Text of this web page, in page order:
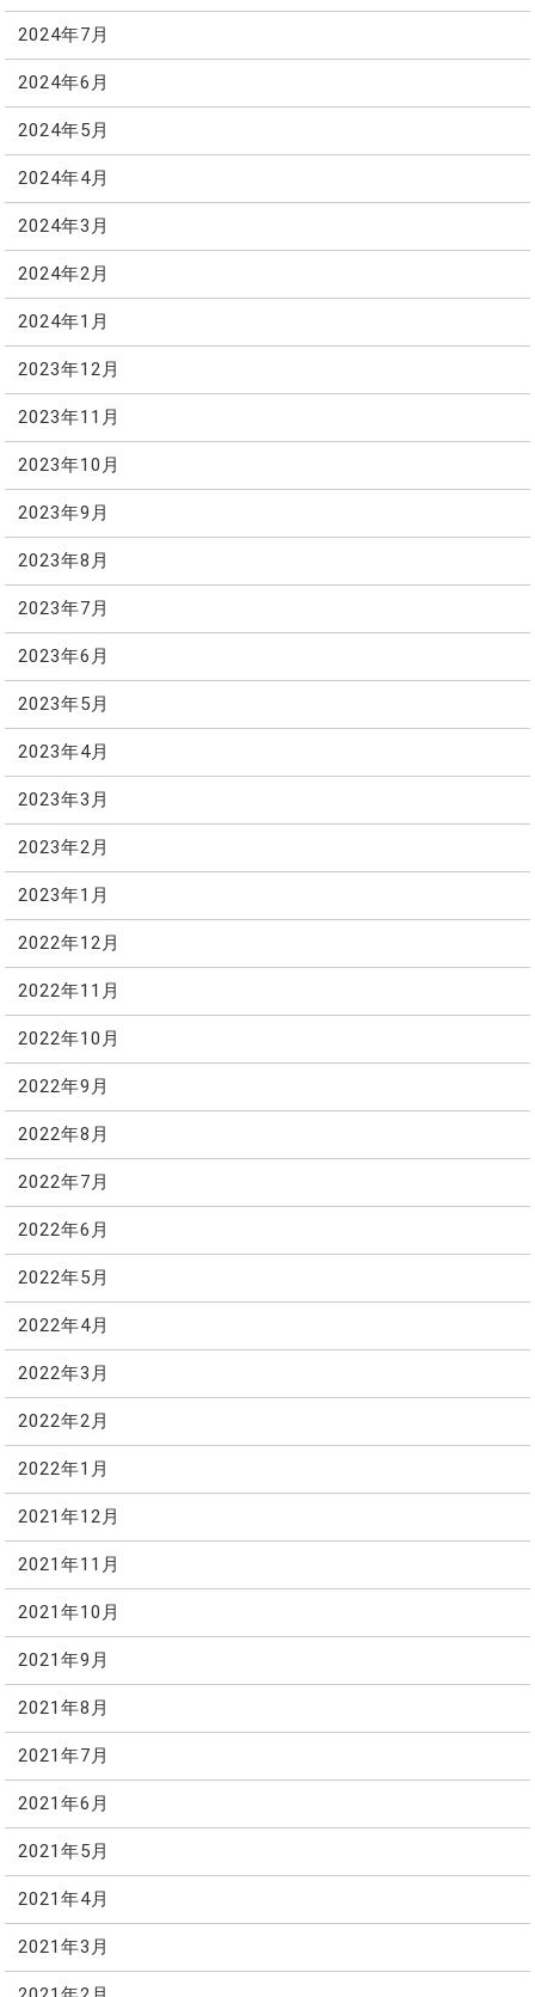
2024年7月
2024年6月
2024年5月
2024年4月
2024年3月
2024年2月
2024年1月
2023年12月
2023年11月
2023年10月
2023年9月
2023年8月
2023年7月
2023年6月
2023年5月
2023年4月
2023年3月
2023年2月
2023年1月
2022年12月
2022年11月
2022年10月
2022年9月
2022年8月
2022年7月
2022年6月
2022年5月
2022年4月
2022年3月
2022年2月
2022年1月
2021年12月
2021年11月
2021年10月
2021年9月
2021年8月
2021年7月
2021年6月
2021年5月
2021年4月
2021年3月